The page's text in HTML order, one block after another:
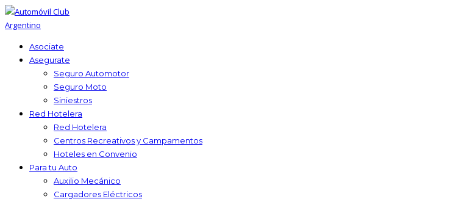
Asociate
Asegurate
Seguro Automotor
Seguro Moto
Siniestros
Red Hotelera
Red Hotelera
Centros Recreativos y Campamentos
Hoteles en Convenio
Para tu Auto
Auxilio Mecánico
Cargadores Eléctricos